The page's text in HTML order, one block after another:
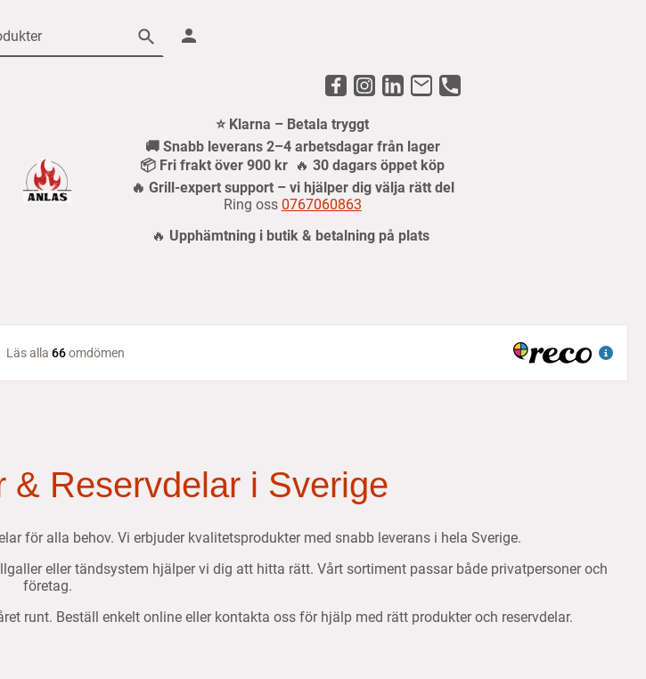
⭐ Klarna – Betala tryggt
🚚 Snabb leverans 2–4 arbetsdagar från lager
📦 Fri frakt över 900 kr 🔥30 dagars öppet köp
🔥 Grill-expert support – vi hjälper dig välja rätt del
Ring oss 0767060863
🔥 Upphämtning i butik & betalning på plats
& Reservdelar i Sverige
för alla behov. Vi erbjuder kvalitetsprodukter med snabb leverans i hela Sverige.
eller tändsystem hjälper vi dig att hitta rätt. Vårt sortiment passar både privatpersoner och
företag.
runt. Beställ enkelt online eller kontakta oss för hjälp med rätt produkter och reservdelar.